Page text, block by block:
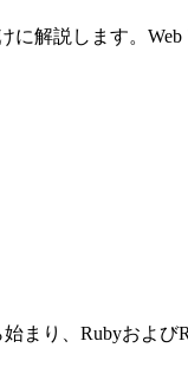
に解説します。
まり、Rubyおよび